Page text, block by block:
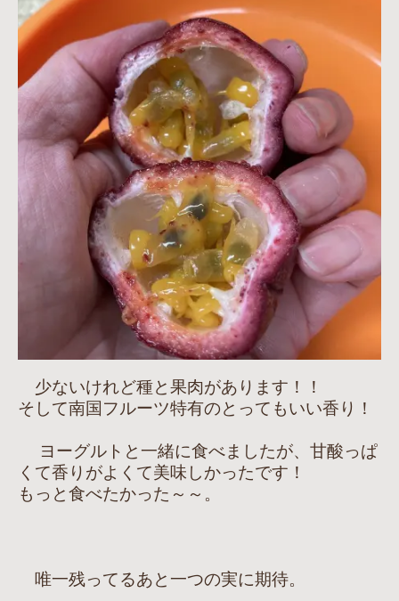
少ないけれど種と果肉があります！！
そして南国フルーツ特有のとってもいい香り！
ヨーグルトと一緒に食べましたが、甘酸っぱ
くて香りがよくて美味しかったです！
もっと食べたかった～～。
唯一残ってるあと一つの実に期待。